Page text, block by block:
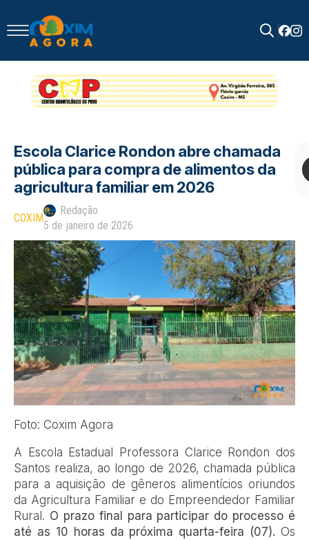
for:
Escola Clarice Rondon abre chamada
pública para compra de alimentos da
agricultura familiar em 2026
COXIM
Redação
5 de janeiro de 2026
Foto: Coxim Agora
A Escola Estadual Professora Clarice Rondon dos
Santos realiza, ao longo de 2026, chamada pública
para a aquisição de gêneros alimentícios oriundos
da Agricultura Familiar e do Empreendedor Familiar
Rural. O prazo final para participar do processo é
até as 10 horas da próxima quarta-feira (07). Os